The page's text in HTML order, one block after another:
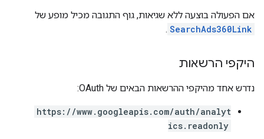
אם הפעולה בוצעה ללא שגיאות, גוף התגובה מכיל מופע של
SearchAds360Link
.
היקפי הרשאות
נדרש אחד מהיקפי ההרשאות הבאים של OAuth:
https://www.googleapis.com/auth/analyt
ics.readonly